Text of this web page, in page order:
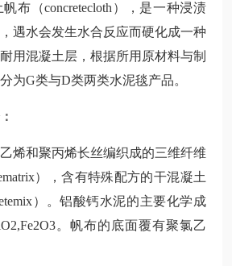
布（concretecloth），是一种浸渍
遇水会发生水合反应而硬化成一种
用混凝土层，根据所用原材料与制
为G类与D类两类水泥毯产品。
烯和聚丙烯长丝编织成的三维纤维
），含有特殊配方的干混凝土
）。铝酸钙水泥的主要化学成
。帆布的底面覆有聚氯乙